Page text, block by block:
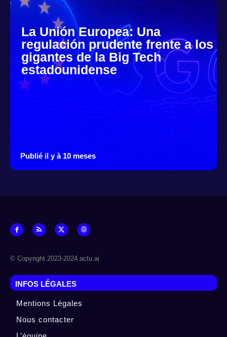
La Unión Europea: Una
regulación prudente frente a los
gigantes de la Big Tech
estadounidense
Publié il y à 10 meses
© Copyright 2023-2024 actu.ai
INFOS LÉGALES
Mentions Légales
Nous contacter